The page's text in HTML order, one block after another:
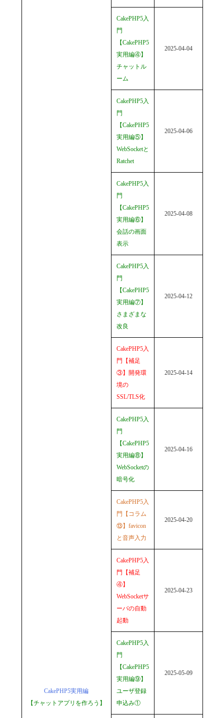
CakePHP5実用編
【チャットアプリを作ろう】
CakePHP5入
門
【CakePHP5
実用編④】
チャットル
ーム
2025-04-04
CakePHP5入
門
【CakePHP5
実用編⑤】
WebSocketと
Ratchet
2025-04-06
CakePHP5入
門
【CakePHP5
実用編⑥】
会話の画面
表示
2025-04-08
CakePHP5入
門
【CakePHP5
実用編⑦】
さまざまな
改良
2025-04-12
CakePHP5入
門【補足
③】開発環
境の
SSL/TLS化
2025-04-14
CakePHP5入
門
【CakePHP5
実用編⑧】
WebSocketの
暗号化
2025-04-16
CakePHP5入
門【コラム
⑬】favicon
と音声入力
2025-04-20
CakePHP5入
門【補足
④】
WebSocketサ
ーバの自動
起動
2025-04-23
CakePHP5入
門
【CakePHP5
実用編⑨】
ユーザ登録
申込み①
2025-05-09